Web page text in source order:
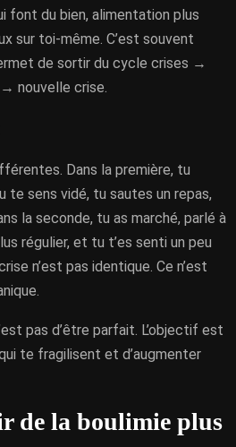
font du bien, alimentation plus
sur toi-même. C’est souvent
de sortir du cycle crises →
nouvelle crise.
Dans la première, tu
te sens vidé, tu sautes un repas,
la seconde, tu as marché, parlé à
régulier, et tu t’es senti un peu
n’est pas identique. Ce n’est
pas d’être parfait. L’objectif est
te fragilisent et d’augmenter
de la boulimie plus